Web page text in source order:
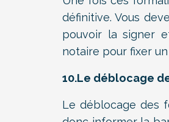
définitive. Vous
pouvoir la signer
notaire pour fixer
10.Le déblocage
Le déblocage des